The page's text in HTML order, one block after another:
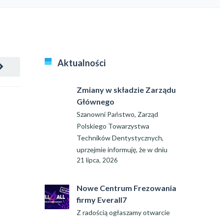
Aktualności
Zmiany w składzie Zarządu
Głównego
Szanowni Państwo, Zarząd
Polskiego Towarzystwa
Techników Dentystycznych,
uprzejmie informuję, że w dniu
21 lipca, 2026
Nowe Centrum Frezowania
firmy Everall7
Z radością ogłaszamy otwarcie